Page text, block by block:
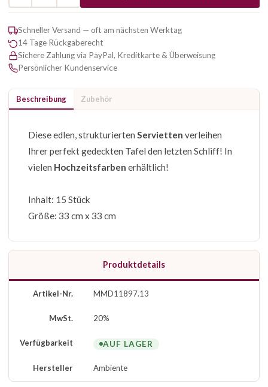
Schneller Versand — oft am nächsten Werktag
14 Tage Rückgaberecht
Sichere Zahlung via PayPal, Kreditkarte & Überweisung
Persönlicher Kundenservice
Beschreibung Zubehör
Diese edlen, strukturierten Servietten verleihen
Ihrer perfekt gedeckten Tafel den letzten Schliff! In
vielen Hochzeitsfarben erhältlich!
Inhalt: 15 Stück
Größe: 33 cm x 33 cm
Produktdetails
Artikel-Nr. MMD11897.13
MwSt. 20%
Verfügbarkeit AUF LAGER
Hersteller Ambiente